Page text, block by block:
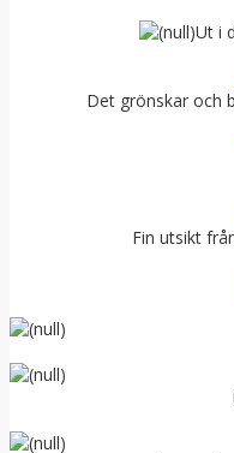
Ut i
Det grönskar och
Fin utsikt